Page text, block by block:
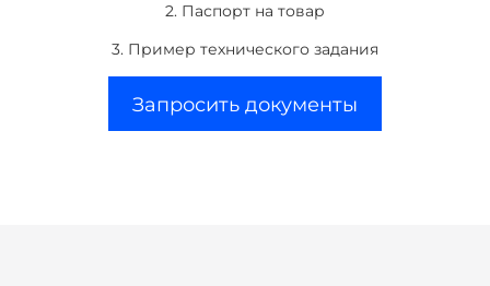
2. Паспорт на товар
3. Пример технического задания
Запросить документы